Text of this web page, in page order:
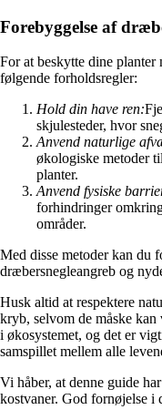
Forebyggelse af
For at beskytte dine
følgende forholdsregler:
Hold din have ren:
skjulesteder, hvor
Anvend naturlige
økologiske metoder
planter.
Anvend fysiske
forhindringer
områder.
Med disse metoder kan du
dræbersnegleangreb og
Husk altid at respektere
kryb, selvom de måske
i økosystemet, og det er
samspillet mellem alle
Vi håber, at denne guide
kostvaner. God fornøjelse i